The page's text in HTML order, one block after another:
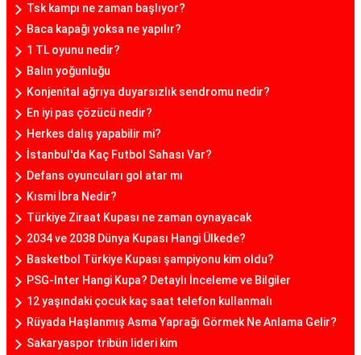
Tsk kampı ne zaman başlıyor?
Baca kapağı yoksa ne yapılır?
1 TL oyunu nedir?
Balın yoğunluğu
Konjenital ağrıya duyarsızlık sendromu nedir?
En iyi pas çözücü nedir?
Herkes dalış yapabilir mi?
İstanbul'da Kaç Futbol Sahası Var?
Defans oyuncuları gol atar mı
Kısmi İbra Nedir?
Türkiye Ziraat Kupası ne zaman oynayacak
2034 ve 2038 Dünya Kupası Hangi Ülkede?
Basketbol Türkiye Kupası şampiyonu kim oldu?
PSG-Inter Hangi Kupa? Detaylı İnceleme ve Bilgiler
12 yaşındaki çocuk kaç saat telefon kullanmalı
Rüyada Haşlanmış Asma Yaprağı Görmek Ne Anlama Gelir?
Sakaryaspor tribün lideri kim